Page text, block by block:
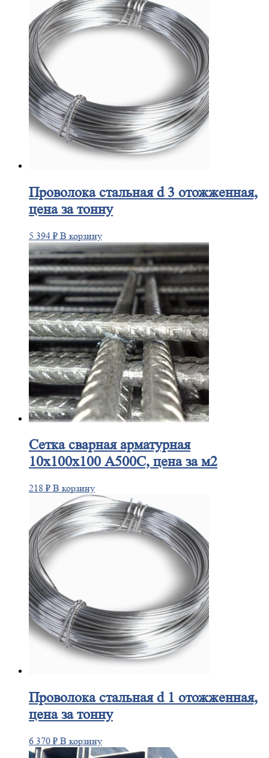
Проволокастальная d 3 отожженная,
цена за тонну
5 394 ₽ В корзину
Сеткасварная арматурная
10х100х100 А500С, цена за м2
218 ₽ В корзину
Проволокастальная d 1 отожженная,
цена за тонну
6 370 ₽ В корзину